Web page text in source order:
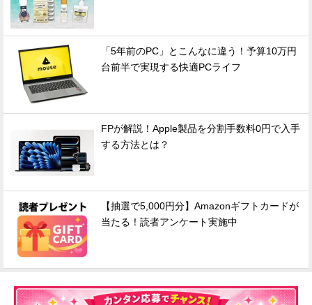
「5年前のPC」とこんなに違う！予算10万円
台前半で実現する快適PCライフ
FPが解説！Apple製品を分割手数料0円で入手
する方法とは？
【抽選で5,000円分】Amazonギフトカードが
当たる！読者アンケート実施中